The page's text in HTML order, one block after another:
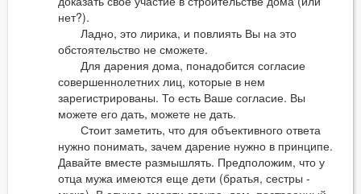
нет?).
Ладно, это лирика, и повлиять Вы на это
обстоятельство не сможете.
Для дарения дома, понадобится согласие
совершеннолетних лиц, которые в нем
зарегистрированы. То есть Ваше согласие. Вы
можете его дать, можете не дать.
Стоит заметить, что для объективного ответа
нужно понимать, зачем дарение нужно в принципе.
Давайте вместе размышлять. Предположим, что у
отца мужа имеются еще дети (братья, сестры -